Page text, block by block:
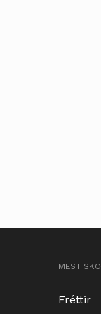
MEST
Fréttir